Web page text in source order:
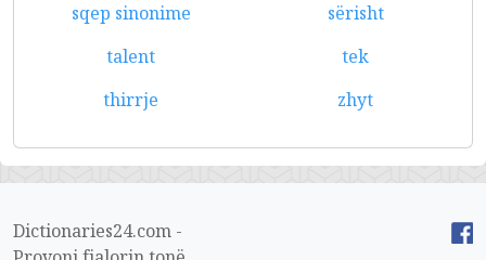
sqep sinonime
sërisht
talent
tek
thirrje
zhyt
Dictionaries24.com -